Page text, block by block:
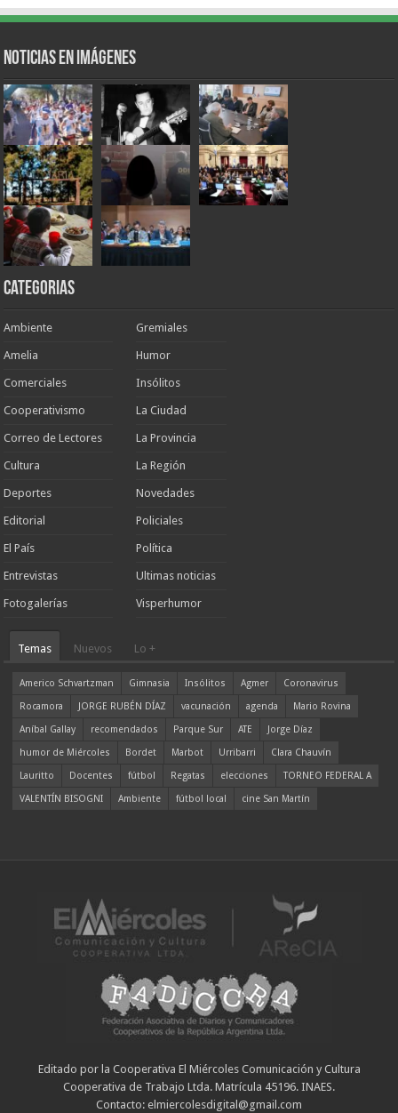
Noticias en Imágenes
Categorias
Ambiente
Amelia
Comerciales
Cooperativismo
Correo de Lectores
Cultura
Deportes
Editorial
El País
Entrevistas
Fotogalerías
Gremiales
Humor
Insólitos
La Ciudad
La Provincia
La Región
Novedades
Policiales
Política
Ultimas noticias
Visperhumor
Temas Nuevos Lo +
Americo Schvartzman Gimnasia Insólitos Agmer
Coronavirus
Rocamora
JORGE RUBÉN DÍAZ vacunación agenda
Mario Rovina
Aníbal Gallay
recomendados Parque Sur ATE
Jorge Díaz
humor de Miércoles
Bordet Marbot Urribarri
Clara Chauvín
Lauritto
Docentes fútbol Regatas elecciones
TORNEO FEDERAL A
VALENTÍN BISOGNI
Ambiente fútbol local cine San Martín
Editado por la Cooperativa El Miércoles Comunicación y Cultura
Cooperativa de Trabajo Ltda. Matrícula 45196. INAES.
Contacto: elmiercolesdigital@gmail.com